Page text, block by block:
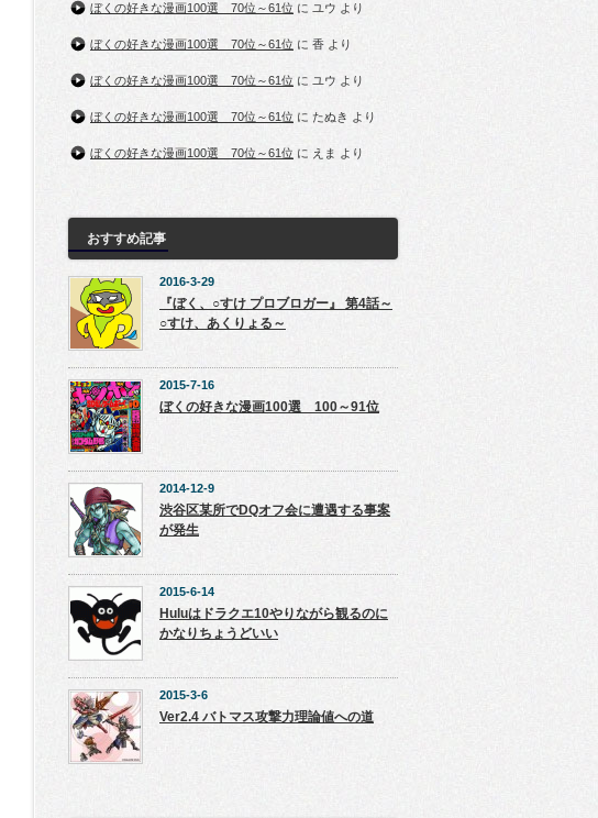
ぼくの好きな漫画100選 70位～61位 に ユウ より
ぼくの好きな漫画100選 70位～61位 に 香 より
ぼくの好きな漫画100選 70位～61位 に ユウ より
ぼくの好きな漫画100選 70位～61位 に たぬき より
ぼくの好きな漫画100選 70位～61位 に えま より
おすすめ記事
2016-3-29
『ぼく、○すけ プロブロガー』 第4話～
○すけ、あくりょる～
2015-7-16
ぼくの好きな漫画100選 100～91位
2014-12-9
渋谷区某所でDQオフ会に遭遇する事案
が発生
2015-6-14
Huluはドラクエ10やりながら観るのに
かなりちょうどいい
2015-3-6
Ver2.4 バトマス攻撃力理論値への道